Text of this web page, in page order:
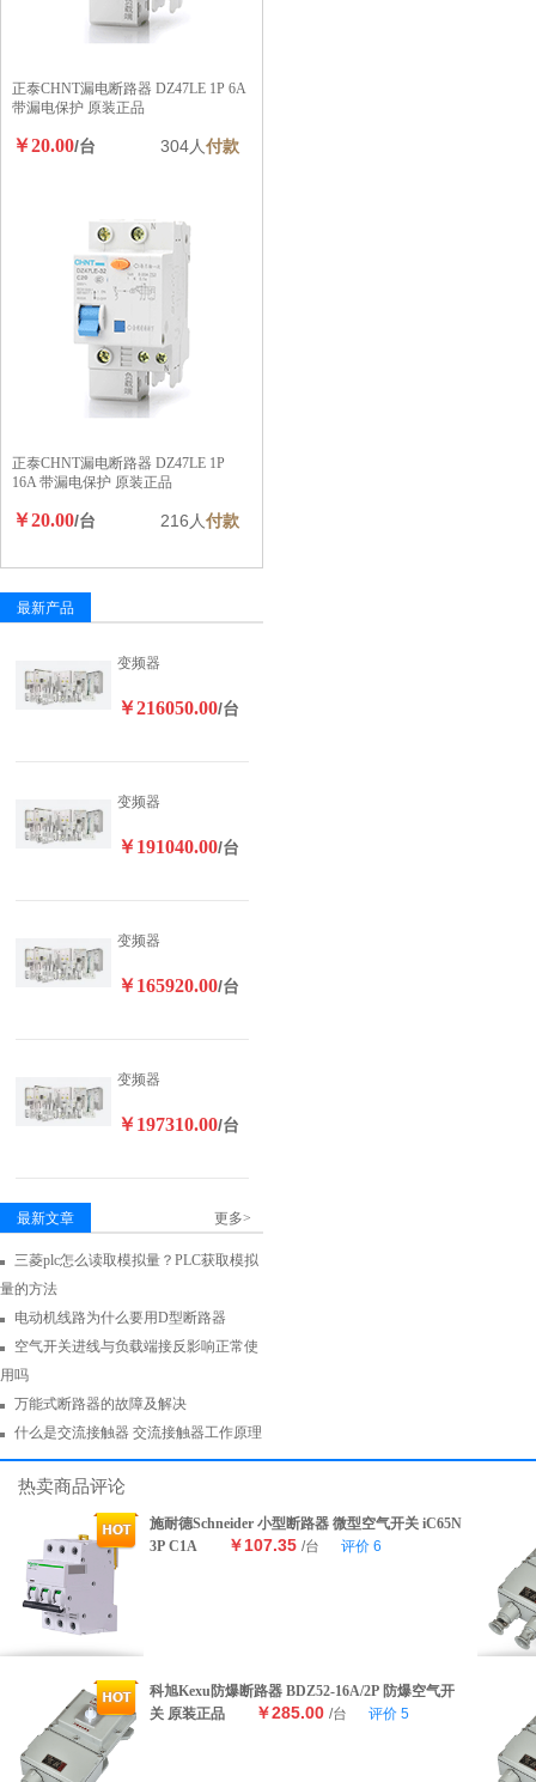
正泰CHNT漏电断路器 DZ47LE 1P 6A
带漏电保护 原装正品
￥20.00/台 304人付款
正泰CHNT漏电断路器 DZ47LE 1P
16A 带漏电保护 原装正品
￥20.00/台 216人付款
最新产品
变频器
￥216050.00/台
变频器
￥191040.00/台
变频器
￥165920.00/台
变频器
￥197310.00/台
最新文章 更多>
三菱plc怎么读取模拟量？PLC获取模拟
量的方法
电动机线路为什么要用D型断路器
空气开关进线与负载端接反影响正常使
用吗
万能式断路器的故障及解决
什么是交流接触器 交流接触器工作原理
热卖商品评论
施耐德Schneider 小型断路器 微型空气开关 iC65N
3P C1A
￥107.35 /台 评价 6
科旭Kexu防爆断路器 BDZ52-16A/2P 防爆空气开
关 原装正品
￥285.00 /台 评价 5